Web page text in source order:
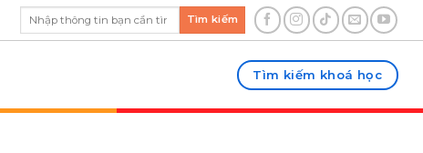
Tìm kiếm
Tìm kiếm khoá học